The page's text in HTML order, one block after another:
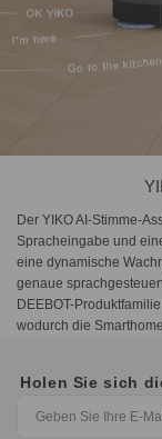
Der YIKO AI-Stimme-
Spracheingabe und
eine dynamische
genaue
DEEBOT-
wodurch die
Holen Sie sich